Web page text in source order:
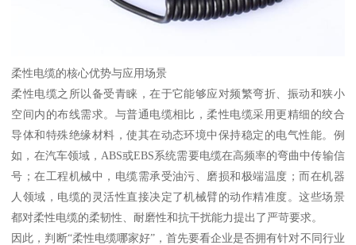
柔性电缆的核心优势与应用场景
柔性电缆之所以备受青睐，在于它能够应对频繁弯折、振动和狭小
空间内的布线需求。与普通电缆相比，柔性电缆采用更精细的绞合
导体和特殊绝缘材料，使其在动态环境中保持稳定的电气性能。例
如，在汽车领域，ABS或EBS系统需要电缆在高频率的弯曲中传输信
号；在工程机械中，电缆需承受油污、磨损和极端温度；而在机器
人领域，电缆的灵活性直接决定了机械臂的动作精准度。这些场景
都对柔性电缆的柔韧性、耐磨性和抗干扰能力提出了严苛要求。
因此，判断“柔性电缆哪家好”，首先要看企业是否拥有针对不同行业